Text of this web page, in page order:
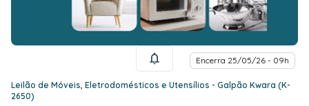
Encerra 25/05/26 - 09h
Leilão de Móveis, Eletrodomésticos e Utensílios - Galpão Kwara (K-
2650)